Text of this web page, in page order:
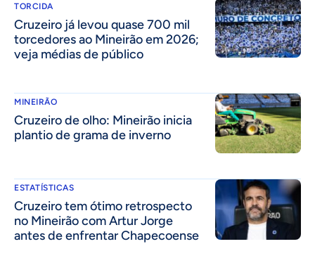
TORCIDA
Cruzeiro já levou quase 700 mil
torcedores ao Mineirão em 2026;
veja médias de público
MINEIRÃO
Cruzeiro de olho: Mineirão inicia
plantio de grama de inverno
ESTATÍSTICAS
Cruzeiro tem ótimo retrospecto
no Mineirão com Artur Jorge
antes de enfrentar Chapecoense